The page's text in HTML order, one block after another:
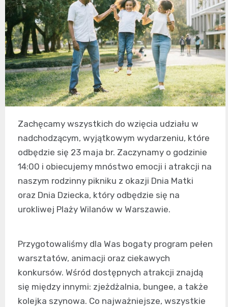
Zachęcamy wszystkich do wzięcia udziału w
nadchodzącym, wyjątkowym wydarzeniu, które
odbędzie się 23 maja br. Zaczynamy o godzinie
14:00 i obiecujemy mnóstwo emocji i atrakcji na
naszym rodzinny pikniku z okazji Dnia Matki
oraz Dnia Dziecka, który odbędzie się na
urokliwej Plaży Wilanów w Warszawie.
Przygotowaliśmy dla Was bogaty program pełen
warsztatów, animacji oraz ciekawych
konkursów. Wśród dostępnych atrakcji znajdą
się między innymi: zjeżdżalnia, bungee, a także
kolejka szynowa. Co najważniejsze, wszystkie